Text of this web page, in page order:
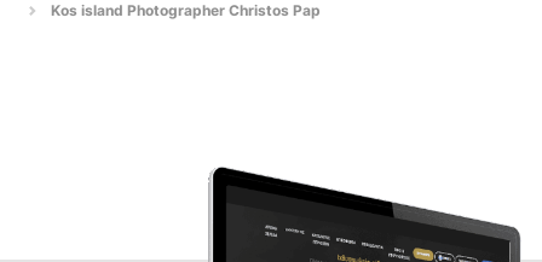
Kos island Photographer Christos Pap